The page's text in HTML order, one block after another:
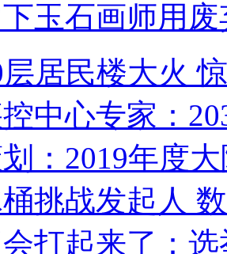
玉石画师用
层居民楼大火
中心专家：
：2019年度
挑战发起人
打起来了：